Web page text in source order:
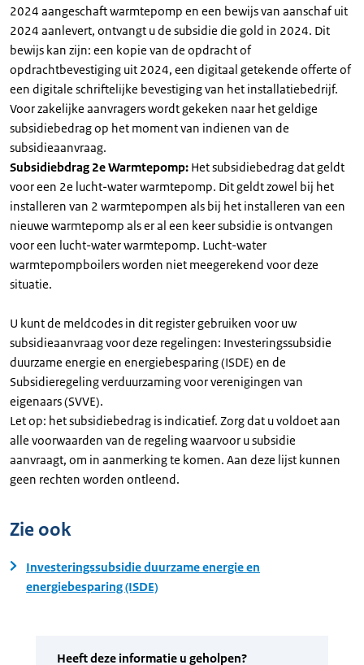
2024 aangeschaft warmtepomp en een bewijs van aanschaf uit
2024 aanlevert, ontvangt u de subsidie die gold in 2024. Dit
bewijs kan zijn: een kopie van de opdracht of
opdrachtbevestiging uit 2024, een digitaal getekende offerte of
een digitale schriftelijke bevestiging van het installatiebedrijf.
Voor zakelijke aanvragers wordt gekeken naar het geldige
subsidiebedrag op het moment van indienen van de
subsidieaanvraag.
Subsidiebdrag 2e Warmtepomp: Het subsidiebedrag dat geldt
voor een 2e lucht-water warmtepomp. Dit geldt zowel bij het
installeren van 2 warmtepompen als bij het installeren van een
nieuwe warmtepomp als er al een keer subsidie is ontvangen
voor een lucht-water warmtepomp. Lucht-water
warmtepompboilers worden niet meegerekend voor deze
situatie.
U kunt de meldcodes in dit register gebruiken voor uw
subsidieaanvraag voor deze regelingen: Investeringssubsidie
duurzame energie en energiebesparing (ISDE) en de
Subsidieregeling verduurzaming voor verenigingen van
eigenaars (SVVE).
Let op: het subsidiebedrag is indicatief. Zorg dat u voldoet aan
alle voorwaarden van de regeling waarvoor u subsidie
aanvraagt, om in aanmerking te komen. Aan deze lijst kunnen
geen rechten worden ontleend.
Zie ook
Investeringssubsidie duurzame energie en
energiebesparing (ISDE)